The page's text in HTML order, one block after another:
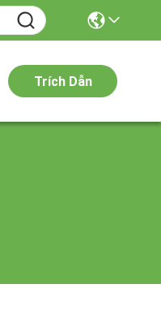
Trích Dẫn